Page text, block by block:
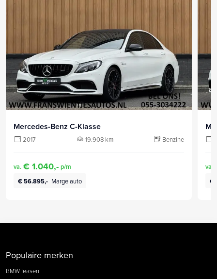
Mercedes-Benz C-Klasse
2017 19.908 km Benzine
va. € 1.040,- p/m
€ 56.895,- Marge auto
va.
€
Populaire merken
BMW leasen